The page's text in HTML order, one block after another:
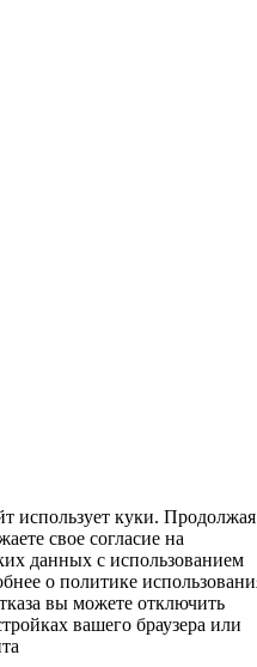
использует куки. Продолжая
свое согласие на
данных с использованием
о политике
вы можете отключить
вашего браузера или